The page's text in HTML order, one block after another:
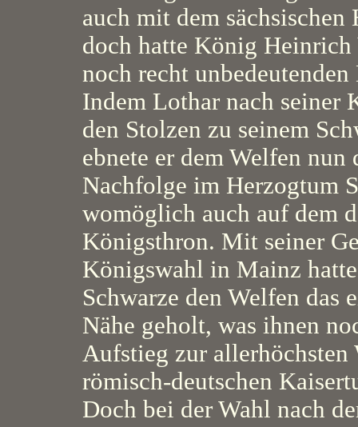
auch mit dem sächsischen
doch hatte König Heinrich
noch recht
Indem Lothar nach seiner
den Stolzen zu seinem
ebnete er dem Welfen nun
Nachfolge im Herzogtum
womöglich auch auf dem
Königsthron. Mit seiner
Königswahl in Mainz
Schwarze den Welfen das
Nähe geholt, was ihnen
Aufstieg zur allerhöchsten
römisch-deutschen
Doch bei der Wahl nach